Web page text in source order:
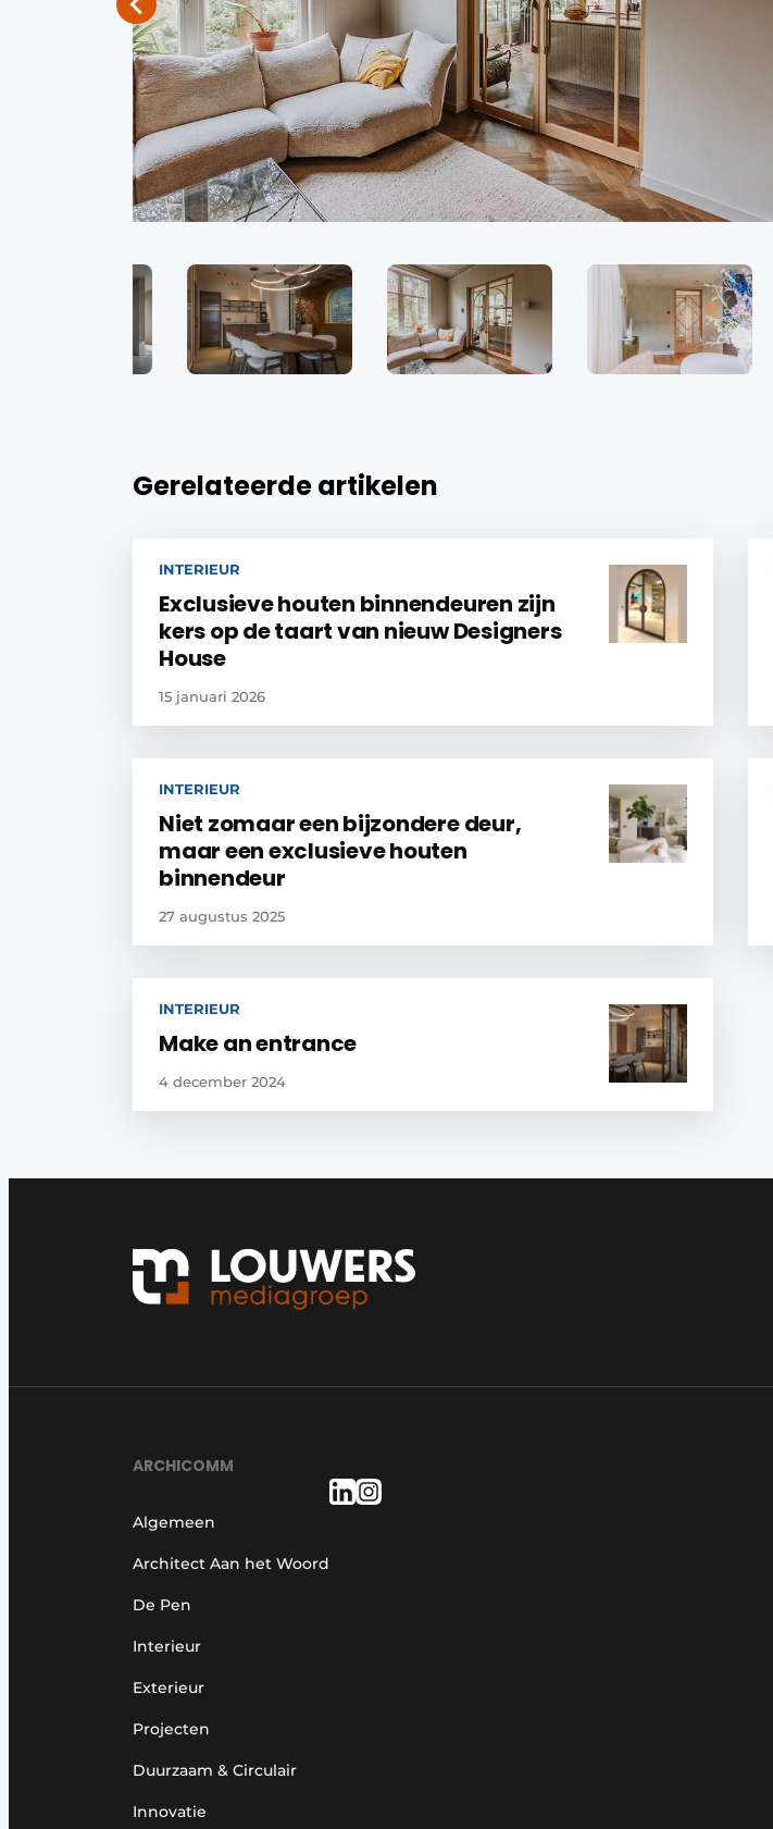
Gerelateerde artikelen
INTERIEUR
Exclusieve houten binnendeuren zijn
kers op de taart van nieuw Designers
House
15 januari 2026
INTERIEUR
Niet zomaar een bijzondere deur,
maar een exclusieve houten
binnendeur
27 augustus 2025
INTERIEUR
Make an entrance
4 december 2024
ARCHICOMM
Algemeen
Architect Aan het Woord
De Pen
Interieur
Exterieur
Projecten
Duurzaam & Circulair
Innovatie